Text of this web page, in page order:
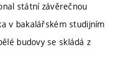
státní závěrečnou
v bakalářském studijním
budovy se skládá z